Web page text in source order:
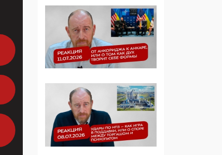
регионов и
муниципалитетов право
защищать жилые дома
и социальные объекты
от ЭМИ
Роскомнадзор
освободили от борца с
деструктивным и
опасным контентом
07:39, 25 Мая 2026